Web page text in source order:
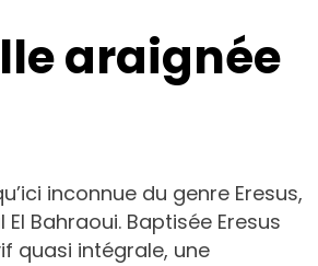
araignée
inconnue du genre Eresus,
Bahraoui. Baptisée Eresus
quasi intégrale, une